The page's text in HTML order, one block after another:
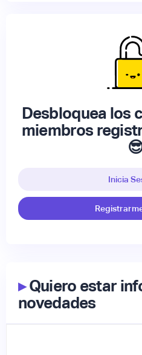
Desbloquea los
miembros
Inicia
▸Quiero estar
novedades